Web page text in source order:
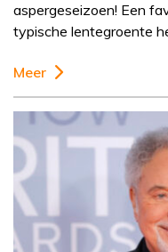
aspergeseizoen! Een
typische lentegroente
Meer